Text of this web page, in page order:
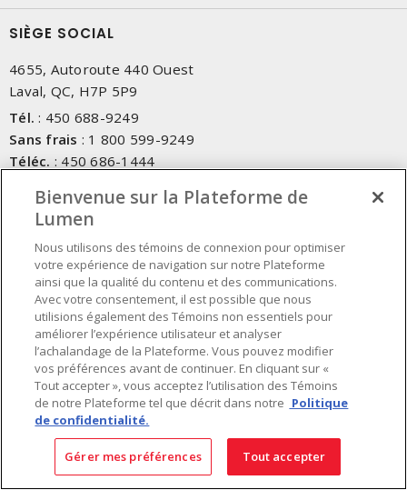
SIÈGE SOCIAL
4655, Autoroute 440 Ouest
Laval, QC, H7P 5P9
Tél. : 450 688-9249
Sans frais : 1 800 599-9249
Téléc. : 450 686-1444
bureau - 17h00 et 7h00, Frais applicables)
Fait au Canada avec des composants canadiens et importés
INSCRIVEZ-VOUS À L'INFOLETTRE
Obtenez des informations à jour sur les offres de Lumen
Bienvenue sur la Plateforme de
Lumen
Nous utilisons des témoins de connexion pour optimiser
votre expérience de navigation sur notre Plateforme
ainsi que la qualité du contenu et des communications.
Avec votre consentement, il est possible que nous
utilisions également des Témoins non essentiels pour
améliorer l’expérience utilisateur et analyser
l’achalandage de la Plateforme. Vous pouvez modifier
vos préférences avant de continuer. En cliquant sur «
Tout accepter », vous acceptez l’utilisation des Témoins
de notre Plateforme tel que décrit dans notre Politique
de confidentialité.
Gérer mes préférences Tout accepter